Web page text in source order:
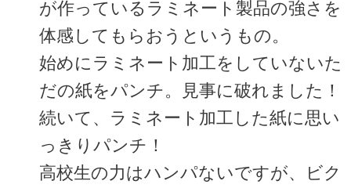
が作っているラミネート製品の強さを
体感してもらおうというもの。
始めにラミネート加工をしていないた
だの紙をパンチ。見事に破れました！
続いて、ラミネート加工した紙に思い
っきりパンチ！
高校生の力はハンパないですが、ビク